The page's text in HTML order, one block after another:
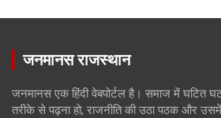
जनमानस राजस्थान
जनमानस एक हिंदी वेबपोर्टल है। समाज में
तरीके से पढ़ना हो, राजनीति की उठा पठक और